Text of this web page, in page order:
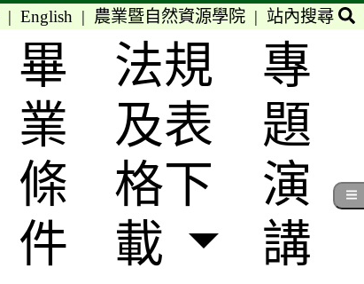
English | 農業暨自然資源學院| 站內搜尋
畢
業
條
件
法規
及表
格下
載
專
題
演
講